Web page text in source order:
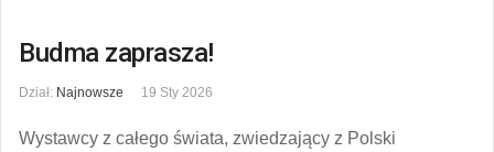
Budma zaprasza!
Dział: Najnowsze 19 Sty 2026
Wystawcy z całego świata, zwiedzający z Polski